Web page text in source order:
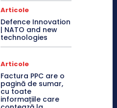
Articole
Defence Innovation
| NATO and new
technologies
Articole
Factura PPC are o
pagină de sumar,
cu toate
informațiile care